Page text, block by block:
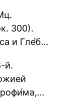
300).
и Гле́ба,
й.